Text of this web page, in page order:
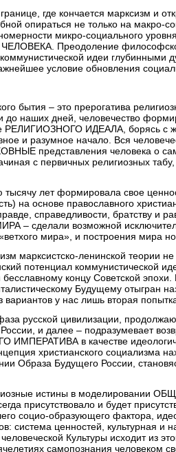
где кончается марксизм и
опираться не только на макро-
микро-социального
Преодоление
идеи глубинными
условие обновления
бытия – это прерогатива
до наших дней, человечество
РЕЛИГИОЗНОГО ИДЕАЛА, борясь с
и разумное начало. Вся
представления человека о
с первичных религиозных
лет формировала свое
на основе православного
справедливости, братству и
– сделали возможной
«ветхого мира», и построения
марксистско-ленинской теории
потенциал коммунистической
концу Советской
Будущему отыгран
у нас лишь вторая
русской цивилизации,
и далее – подразумевает
в качестве
христианского социализма
Образа Будущего России,
истины в моделировании
присутствовало и будет
социо-образующего фактора,
система ценностей, культурная и
Культуры исходит из
самопознания человеком